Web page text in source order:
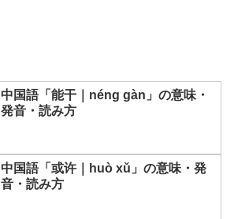
中国語「能干｜néng gàn」の意味・
発音・読み方
中国語「或许｜huò xǔ」の意味・発
音・読み方